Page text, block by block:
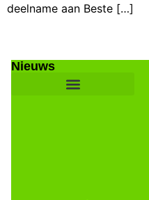
deelname aan Beste […]
Nieuws